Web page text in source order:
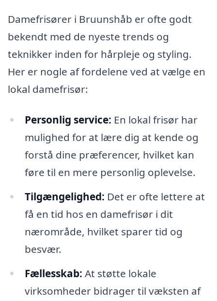
Damefrisører i Bruunshåb er ofte godt
bekendt med de nyeste trends og
teknikker inden for hårpleje og styling.
Her er nogle af fordelene ved at vælge en
lokal damefrisør:
Personlig service: En lokal frisør har
mulighed for at lære dig at kende og
forstå dine præferencer, hvilket kan
føre til en mere personlig oplevelse.
Tilgængelighed: Det er ofte lettere at
få en tid hos en damefrisør i dit
nærområde, hvilket sparer tid og
besvær.
Fællesskab: At støtte lokale
virksomheder bidrager til væksten af